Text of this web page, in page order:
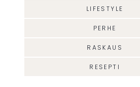
LIFESTYLE
PERHE
RASKAUS
RESEPTI